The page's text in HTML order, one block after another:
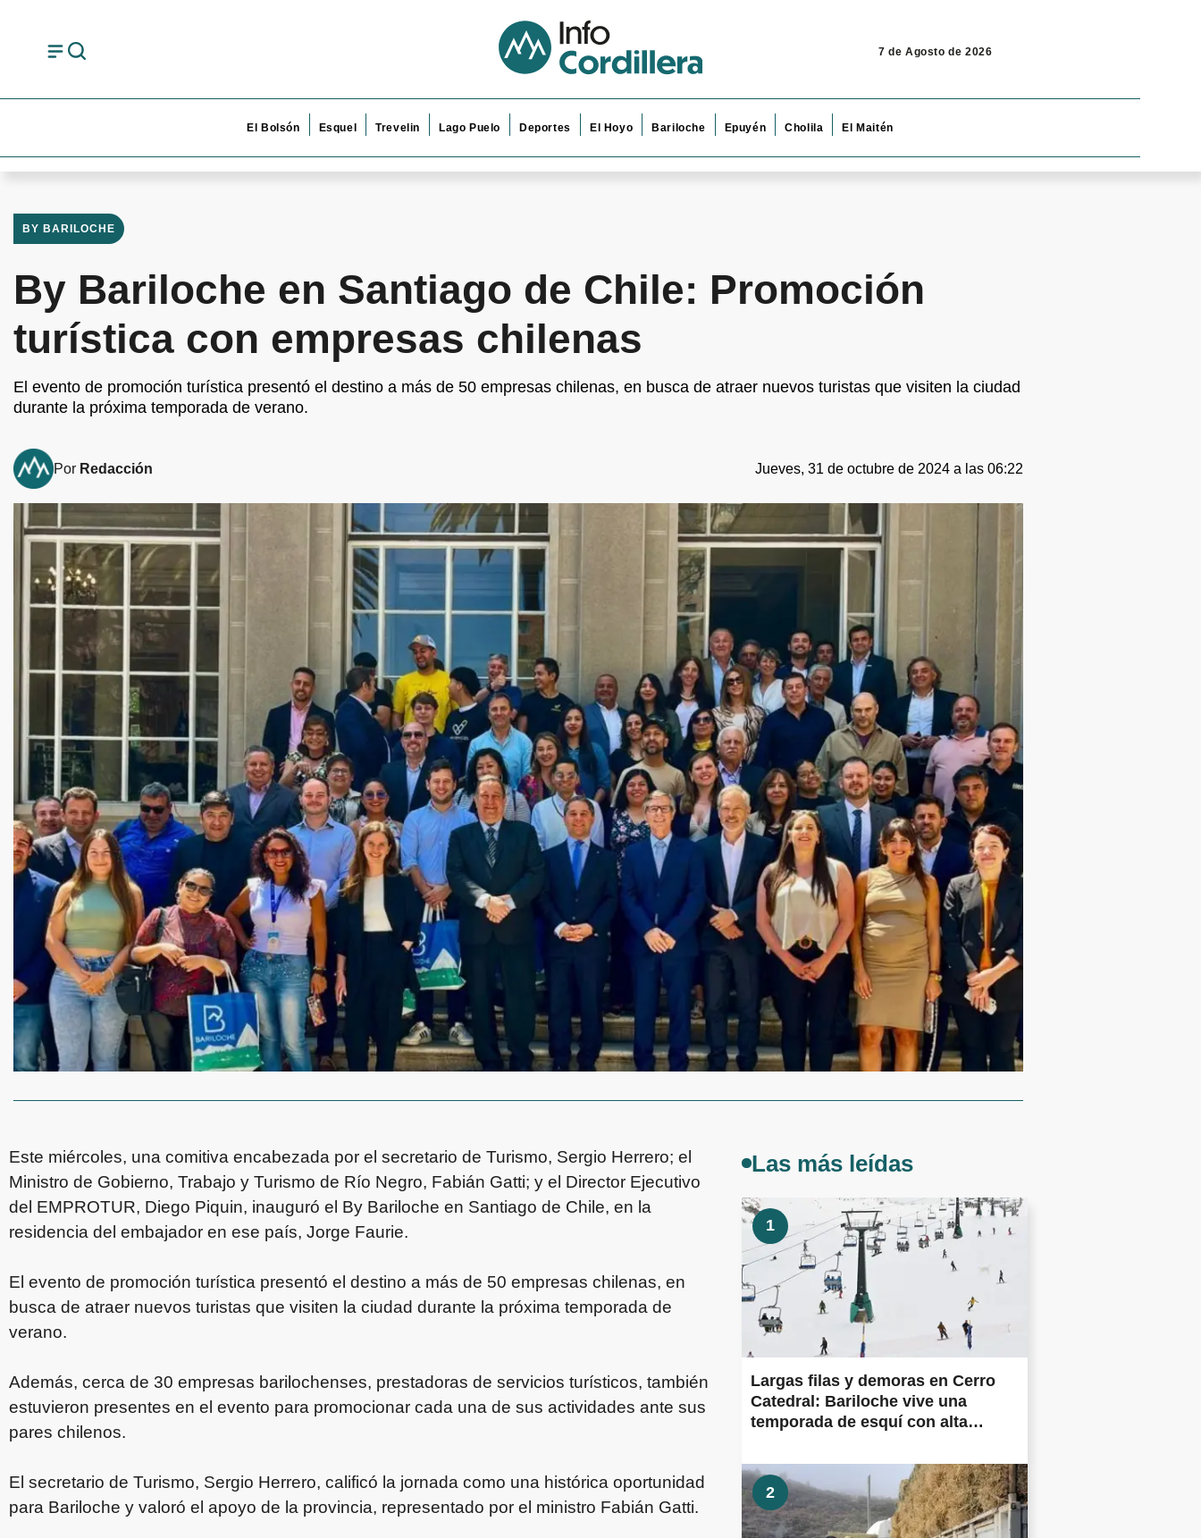
7 de Agosto de 2026
El Bolsón Esquel Trevelin Lago Puelo Deportes El Hoyo Bariloche Epuyén Cholila El Maitén
BY BARILOCHE
By Bariloche en Santiago de Chile: Promoción
turística con empresas chilenas
El evento de promoción turística presentó el destino a más de 50 empresas chilenas, en busca de atraer nuevos turistas que visiten la ciudad
durante la próxima temporada de verano.
Por Redacción Jueves, 31 de octubre de 2024 a las 06:22
Este miércoles, una comitiva encabezada por el secretario de Turismo, Sergio Herrero; el
Ministro de Gobierno, Trabajo y Turismo de Río Negro, Fabián Gatti; y el Director Ejecutivo
del EMPROTUR, Diego Piquin, inauguró el By Bariloche en Santiago de Chile, en la
residencia del embajador en ese país, Jorge Faurie.
El evento de promoción turística presentó el destino a más de 50 empresas chilenas, en
busca de atraer nuevos turistas que visiten la ciudad durante la próxima temporada de
verano.
Además, cerca de 30 empresas barilochenses, prestadoras de servicios turísticos, también
estuvieron presentes en el evento para promocionar cada una de sus actividades ante sus
pares chilenos.
El secretario de Turismo, Sergio Herrero, calificó la jornada como una histórica oportunidad
para Bariloche y valoró el apoyo de la provincia, representado por el ministro Fabián Gatti.
Las más leídas
1
Largas filas y demoras en Cerro
Catedral: Bariloche vive una
temporada de esquí con alta
2